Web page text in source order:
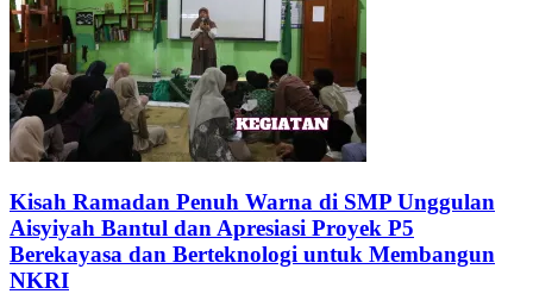
Kisah Ramadan Penuh Warna di SMP Unggulan
Aisyiyah Bantul dan Apresiasi Proyek P5
Berekayasa dan Berteknologi untuk Membangun
NKRI